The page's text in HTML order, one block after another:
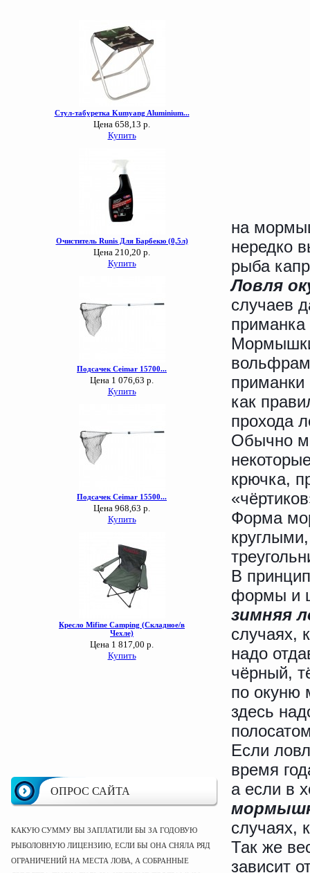
ОПРОС САЙТА
КАКУЮ СУММУ ВЫ ЗАПЛАТИЛИ БЫ ЗА ГОДОВУЮ
РЫБОЛОВНУЮ ЛИЦЕНЗИЮ, ЕСЛИ БЫ ОНА СНЯЛА РЯД
ОГРАНИЧЕНИЙ НА МЕСТА ЛОВА, А СОБРАННЫЕ
на
нередко
рыба
Ловля
случаев
приманка
Мормышки
как
прохода
Обычно
крючка,
Форма
В
формы и
зимняя
случаях,
надо
чёрный,
по окуню
здесь
Если
время
а если в
случаях,
Так же
зависит